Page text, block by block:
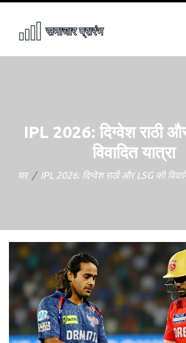
IPL 2026: दिग्वेश राठी
विवादित यात्रा
घर IPL 2026: दिग्वेश राठी और LSG की